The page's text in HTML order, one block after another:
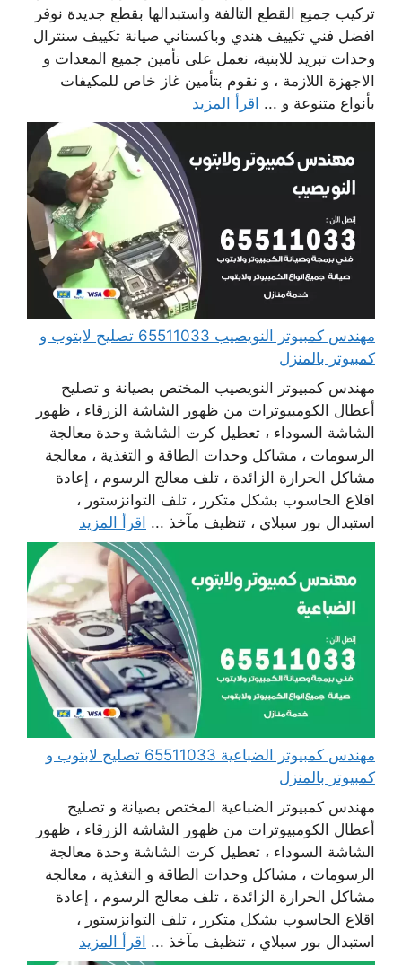
تركيب جميع القطع التالفة واستبدالها بقطع جديدة نوفر
افضل فني تكييف هندي وباكستاني صيانة تكييف سنترال
وحدات تبريد للابنية، نعمل على تأمين جميع المعدات و
الاجهزة اللازمة ، و نقوم بتأمين غاز خاص للمكيفات
بأنواع متنوعة و ... اقرأ المزيد
مهندس كمبيوتر النويصيب 65511033 تصليح لابتوب و
كمبيوتر بالمنزل
مهندس كمبيوتر النويصيب المختص بصيانة و تصليح
أعطال الكومبيوترات من ظهور الشاشة الزرقاء ، ظهور
الشاشة السوداء ، تعطيل كرت الشاشة وحدة معالجة
الرسومات ، مشاكل وحدات الطاقة و التغذية ، معالجة
مشاكل الحرارة الزائدة ، تلف معالج الرسوم ، إعادة
اقلاع الحاسوب بشكل متكرر ، تلف التوانزستور ،
استبدال بور سبلاي ، تنظيف مآخذ ... اقرأ المزيد
مهندس كمبيوتر الضباعية 65511033 تصليح لابتوب و
كمبيوتر بالمنزل
مهندس كمبيوتر الضباعية المختص بصيانة و تصليح
أعطال الكومبيوترات من ظهور الشاشة الزرقاء ، ظهور
الشاشة السوداء ، تعطيل كرت الشاشة وحدة معالجة
الرسومات ، مشاكل وحدات الطاقة و التغذية ، معالجة
مشاكل الحرارة الزائدة ، تلف معالج الرسوم ، إعادة
اقلاع الحاسوب بشكل متكرر ، تلف التوانزستور ،
استبدال بور سبلاي ، تنظيف مآخذ ... اقرأ المزيد